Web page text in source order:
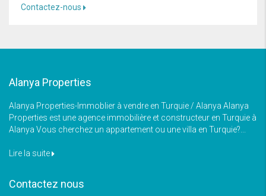
Contactez-nous
Alanya Properties
Alanya Properties-Immoblier à vendre en Turquie / Alanya Alanya
Properties est une agence immobilière et constructeur en Turquie à
Alanya Vous cherchez un appartement ou une villa en Turquie?...
Lire la suite
Contactez nous